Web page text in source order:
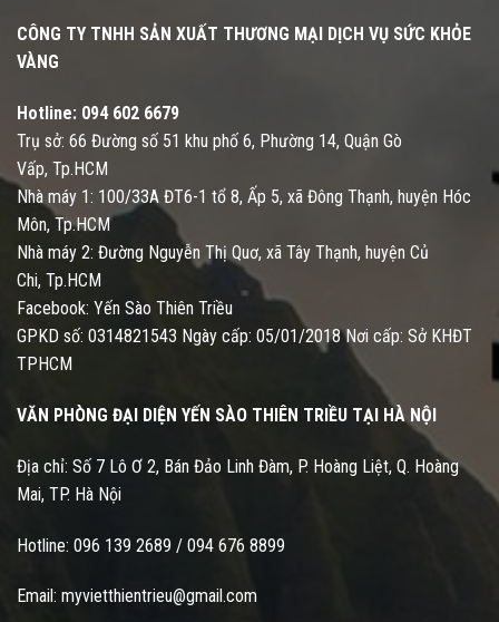
CÔNG TY TNHH SẢN XUẤT THƯƠNG MẠI DỊCH VỤ SỨC KHỎE
VÀNG
Hotline: 094 602 6679
Trụ sở: 66 Đường số 51 khu phố 6, Phường 14, Quận Gò
Vấp, Tp.HCM
Nhà máy 1: 100/33A ĐT6-1 tổ 8, Ấp 5, xã Đông Thạnh, huyện Hóc
Môn, Tp.HCM
Nhà máy 2: Đường Nguyễn Thị Quơ, xã Tây Thạnh, huyện Củ
Chi, Tp.HCM
Facebook: Yến Sào Thiên Triều
GPKD số: 0314821543 Ngày cấp: 05/01/2018 Nơi cấp: Sở KHĐT
TPHCM
VĂN PHÒNG ĐẠI DIỆN YẾN SÀO THIÊN TRIỀU TẠI HÀ NỘI
Địa chỉ: Số 7 Lô Ơ 2, Bán Đảo Linh Đàm, P. Hoàng Liệt, Q. Hoàng
Mai, TP. Hà Nội
Hotline: 096 139 2689 / 094 676 8899
Email: myvietthientrieu@gmail.com